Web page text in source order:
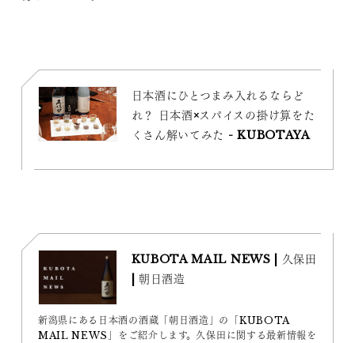
日本酒にひとつまみ入れるならど
れ？ 日本酒×スパイスの掛け算をた
くさん解いてみた - KUBOTAYA
KUBOTA MAIL NEWS | 久保田
| 朝日酒造
新潟県にある日本酒の酒蔵「朝日酒造」の「KUBOTA
MAIL NEWS」をご紹介します。久保田に関する最新情報を